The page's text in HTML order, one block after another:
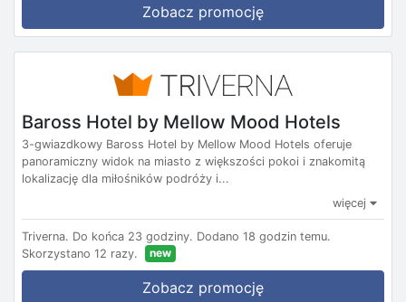
Zobacz promocję
Baross Hotel by Mellow Mood Hotels
3-gwiazdkowy Baross Hotel by Mellow Mood Hotels oferuje
panoramiczny widok na miasto z większości pokoi i znakomitą
lokalizację dla miłośników podróży i...
więcej
Triverna. Do końca 23 godziny. Dodano 18 godzin temu.
Skorzystano 12 razy.
new
Zobacz promocję